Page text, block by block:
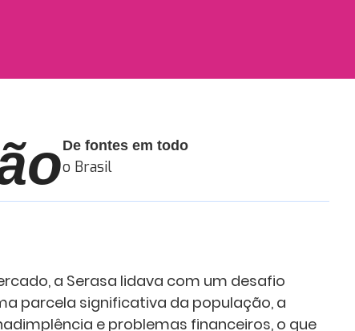
De fontes em todo
o Brasil
a Serasa lidava com um desafio
parcela significativa da população, a
e problemas financeiros, o que